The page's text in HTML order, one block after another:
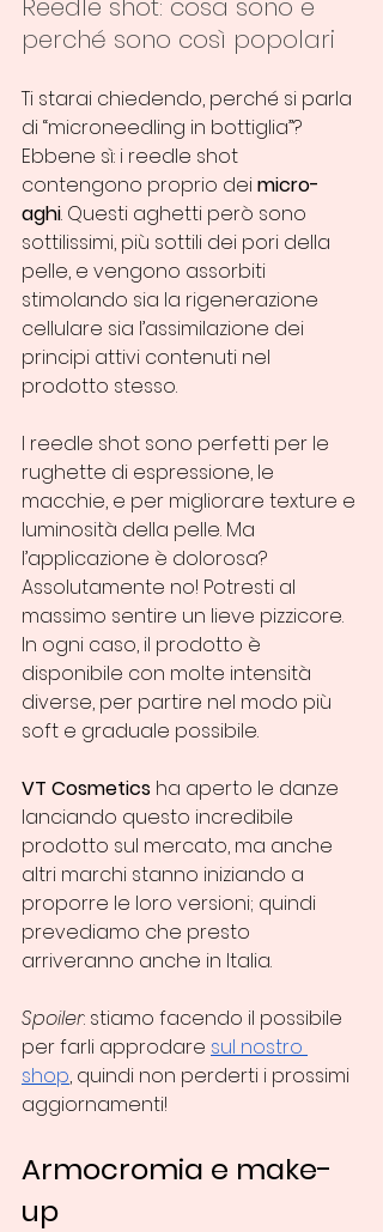
Reedle shot: cosa sono e
perché sono così popolari
Ti starai chiedendo, perché si parla
di “microneedling in bottiglia”?
Ebbene sì: i reedle shot
contengono proprio dei micro-
aghi. Questi aghetti però sono
sottilissimi, più sottili dei pori della
pelle, e vengono assorbiti
stimolando sia la rigenerazione
cellulare sia l’assimilazione dei
principi attivi contenuti nel
prodotto stesso.
I reedle shot sono perfetti per le
rughette di espressione, le
macchie, e per migliorare texture e
luminosità della pelle. Ma
l’applicazione è dolorosa?
Assolutamente no! Potresti al
massimo sentire un lieve pizzicore.
In ogni caso, il prodotto è
disponibile con molte intensità
diverse, per partire nel modo più
soft e graduale possibile.
VT Cosmetics ha aperto le danze
lanciando questo incredibile
prodotto sul mercato, ma anche
altri marchi stanno iniziando a
proporre le loro versioni; quindi
prevediamo che presto
arriveranno anche in Italia.
Spoiler: stiamo facendo il possibile
per farli approdare sul nostro
shop, quindi non perderti i prossimi
aggiornamenti!
Armocromia e make-
up